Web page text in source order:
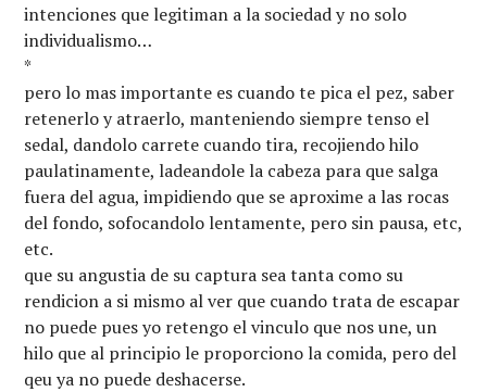
intenciones que legitiman a la sociedad y no solo
individualismo…
*
pero lo mas importante es cuando te pica el pez, saber
retenerlo y atraerlo, manteniendo siempre tenso el
sedal, dandolo carrete cuando tira, recojiendo hilo
paulatinamente, ladeandole la cabeza para que salga
fuera del agua, impidiendo que se aproxime a las rocas
del fondo, sofocandolo lentamente, pero sin pausa, etc,
etc.
que su angustia de su captura sea tanta como su
rendicion a si mismo al ver que cuando trata de escapar
no puede pues yo retengo el vinculo que nos une, un
hilo que al principio le proporciono la comida, pero del
qeu ya no puede deshacerse.